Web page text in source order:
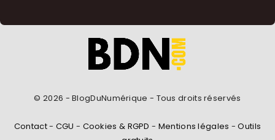
© 2026 - BlogDuNumérique - Tous droits réservés
Contact- CGU - Cookies & RGPD - Mentions légales -Outils